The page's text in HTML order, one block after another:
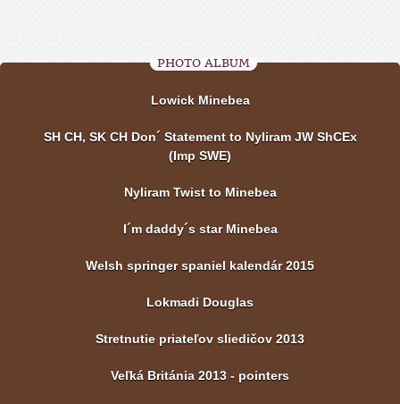
PHOTO ALBUM
Lowick Minebea
SH CH, SK CH Don´ Statement to Nyliram JW ShCEx
(Imp SWE)
Nyliram Twist to Minebea
I´m daddy´s star Minebea
Welsh springer spaniel kalendár 2015
Lokmadi Douglas
Stretnutie priateľov sliedičov 2013
Veľká Británia 2013 - pointers